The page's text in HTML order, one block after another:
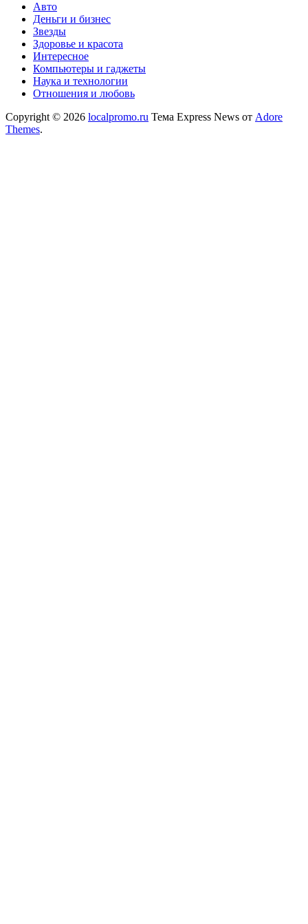
Авто
Деньги и бизнес
Звезды
Здоровье и красота
Интересное
Компьютеры и гаджеты
Наука и технологии
Отношения и любовь
Copyright © 2026 localpromo.ru Тема Express News от Adore
Themes.